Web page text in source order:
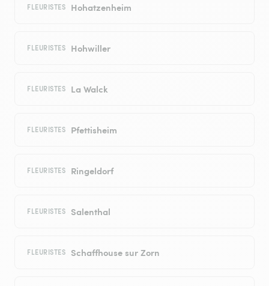
FLEURISTES Hohatzenheim
FLEURISTES Hohwiller
FLEURISTES La Walck
FLEURISTES Pfettisheim
FLEURISTES Ringeldorf
FLEURISTES Salenthal
FLEURISTES Schaffhouse sur Zorn